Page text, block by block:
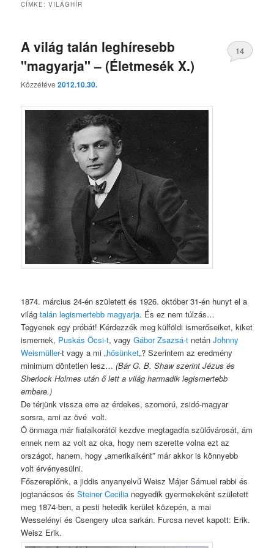
CÍMKE:VILÁGHÍR
A világ talán leghíresebb
"magyarja" – (Életmesék X.)
Közzétéve2012.10.30.
14
1874. március 24-én született és 1926. október 31-én hunyt el a
világtalán legismertebb magyarja. És ez nem túlzás…
Tegyenek egy próbát! Kérdezzék meg külföldi ismerőseiket, kiket
ismernek, Puskás Öcsi-t, vagyGábor Zsazsá-t netánJohnny
Weismüller-t vagy a mi „hősünket„? Szerintem az eredmény
minimum döntetlen lesz…(Bár G. B. Shaw szerint Jézus és
Sherlock Holmes után ő lett a világ harmadik legismertebb
embere.)
De térjünk vissza erre az érdekes, szomorú, zsidó-magyar
sorsra, ami az övé volt.
Ő önmaga már fiatalkorától kezdve megtagadta szülővárosát, ám
ennek nem az volt az oka, hogy nem szerette volna ezt az
országot, hanem, hogy „amerikaiként” már akkor is könnyebb
volt érvényesülni.
Főszereplőnk, a jiddis anyanyelvű Weisz Májer Sámuel rabbi és
jogtanácsos ésSteiner Cecilia negyedik gyermekeként született
meg 1874-ben, a pesti hetedik kerület közepén, a mai
Wesselényi és Csengery utca sarkán. Furcsa nevet kapott: Erik.
Weisz Erik.